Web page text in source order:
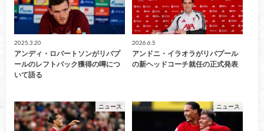
2025.3.20
アンディ・ロバートソンがリバプ
ールのレフトバック獲得の噂につ
いて語る
2026.6.5
アンドニ・イラオラがリバプール
の新ヘッドコーチ就任の正式発表
ニュース ニュース